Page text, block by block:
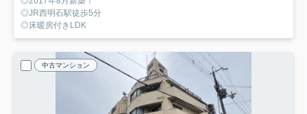
◎JR西明石駅徒歩5分
◎床暖房付きLDK
中古マンション